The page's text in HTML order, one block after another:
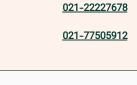
021-22227678
021-77505912